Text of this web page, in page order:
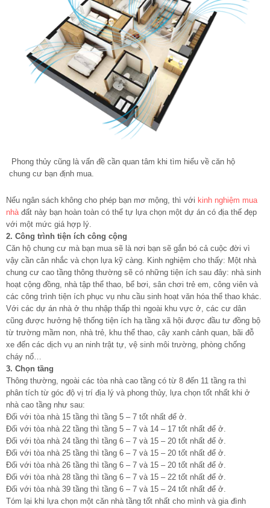
Phong thủy cũng là vấn đề cần quan tâm khi tìm hiểu về căn hộ
chung cư bạn định mua.
Nếu ngân sách không cho phép bạn mơ mộng, thì với kinh nghiệm mua
nhàđất này bạn hoàn toàn có thể tự lựa chọn một dự án có địa thế đẹp
với một mức giá hợp lý.
2. Công trình tiện ích công cộng
Căn hộ chung cư mà bạn mua sẽ là nơi bạn sẽ gắn bó cả cuộc đời vì
vậy cần cân nhắc và chọn lựa kỹ càng. Kinh nghiệm cho thấy: Một nhà
chung cư cao tầng thông thường sẽ có những tiện ích sau đây: nhà sinh
hoạt cộng đồng, nhà tập thể thao, bể bơi, sân chơi trẻ em, công viên và
các công trình tiện ích phục vụ nhu cầu sinh hoạt văn hóa thể thao khác.
Với các dự án nhà ở thu nhập thấp thì ngoài khu vực ở, các cư dân
cũng được hưởng hệ thống tiện ích hạ tầng xã hội được đầu tư đồng bộ
từ trường mầm non, nhà trẻ, khu thể thao, cây xanh cảnh quan, bãi đỗ
xe đến các dịch vụ an ninh trật tự, vệ sinh môi trường, phòng chống
cháy nổ…
3. Chọn tầng
Thông thường, ngoài các tòa nhà cao tầng có từ 8 đến 11 tầng ra thì
phân tích từ góc độ vị trí địa lý và phong thủy, lựa chọn tốt nhất khi ở
nhà cao tầng như sau:
Đối với tòa nhà 15 tầng thì tầng 5 – 7 tốt nhất để ở.
Đối với tòa nhà 22 tầng thì tầng 5 – 7 và 14 – 17 tốt nhất để ở.
Đối với tòa nhà 24 tầng thì tầng 6 – 7 và 15 – 20 tốt nhất để ở.
Đối với tòa nhà 25 tầng thì tầng 6 – 7 và 15 – 20 tốt nhất để ở.
Đối với tòa nhà 26 tầng thì tầng 6 – 7 và 15 – 20 tốt nhất để ở.
Đối với tòa nhà 28 tầng thì tầng 6 – 7 và 15 – 22 tốt nhất để ở.
Đối với tòa nhà 39 tầng thì tầng 6 – 7 và 15 – 24 tốt nhất để ở.
Tóm lại khi lựa chọn một căn nhà tầng tốt nhất cho mình và gia đình